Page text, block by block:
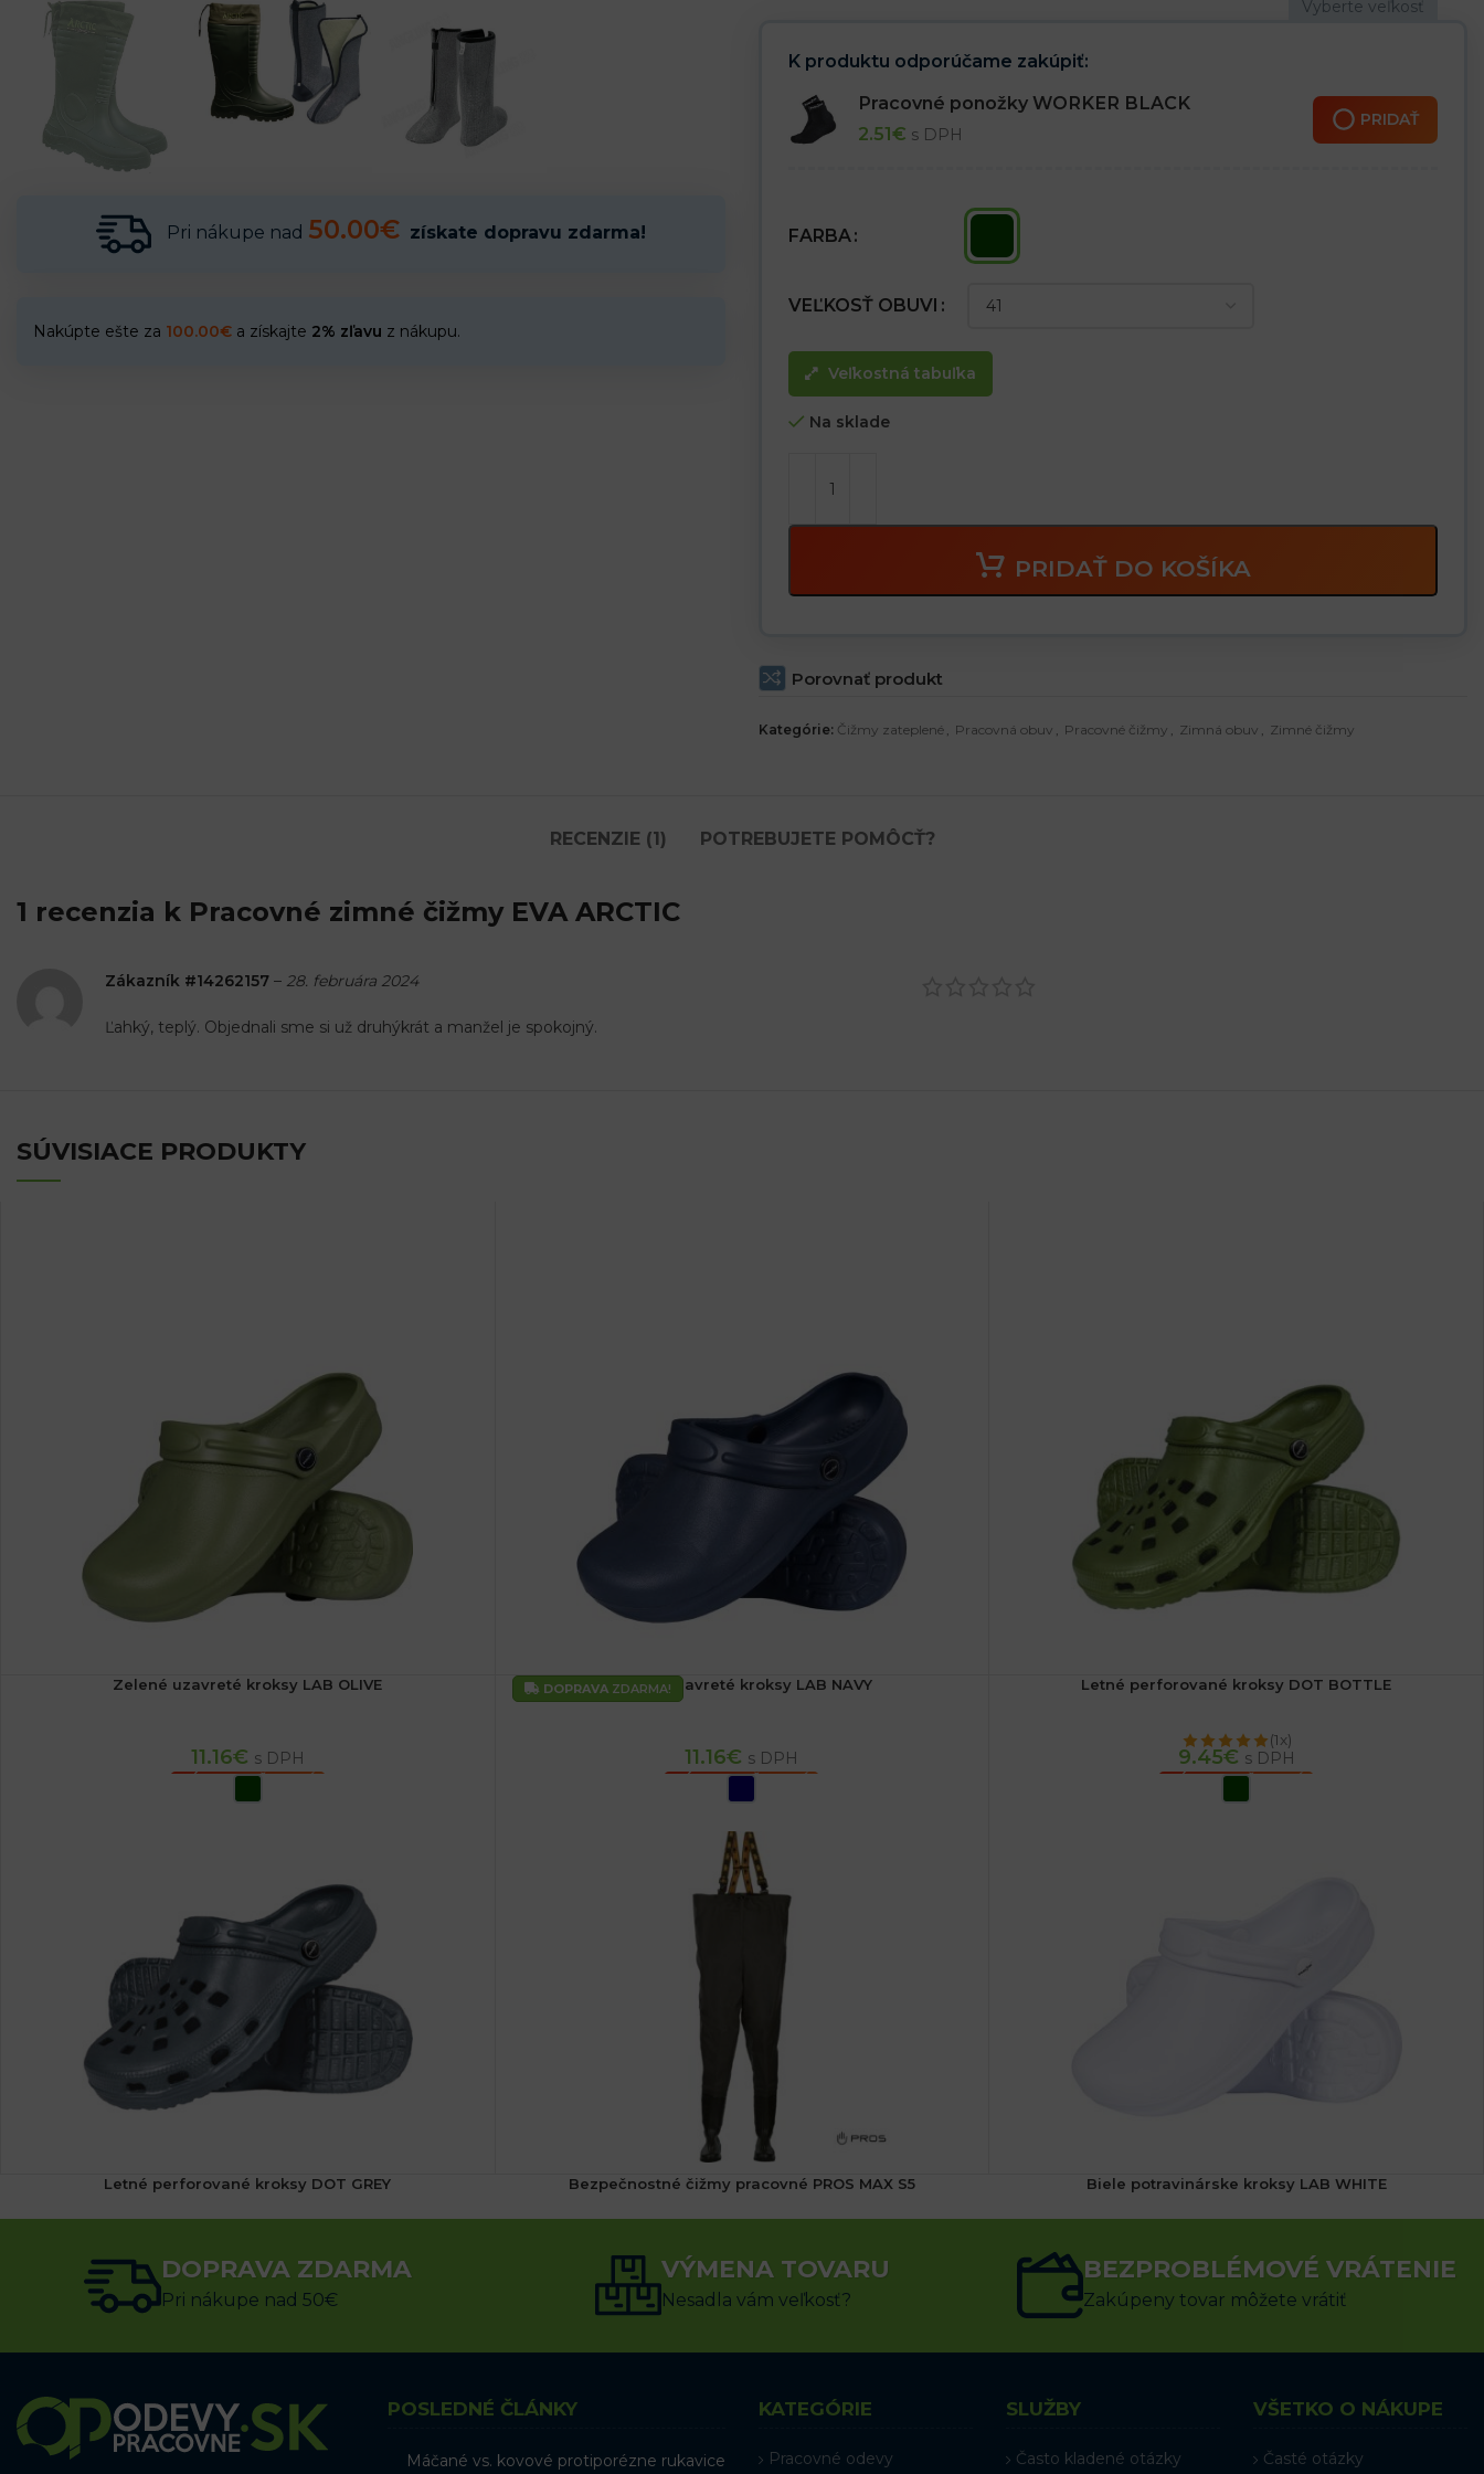
Pri nákupe nad 50.00€ získate dopravu zdarma!
Nakúpte ešte za 100.00€ a získajte 2% zľavu z nákupu.
K produktu odporúčame zakúpiť:
Pracovné ponožky WORKER BLACK
2.51€ s DPH
PRIDAŤ
FARBA
VEĽKOSŤ OBUVI
Veľkostná tabuľka
Na sklade
PRIDAŤ DO KOŠÍKA
Porovnať produkt
Kategórie: Čižmy zateplené , Pracovná obuv , Pracovné čižmy , Zimná obuv , Zimné čižmy
RECENZIE (1) POTREBUJETE POMÔCŤ?
1 recenzia k Pracovné zimné čižmy EVA ARCTIC
Zákazník #14262157 – 28. februára 2024
Ľahký, teplý. Objednali sme si už druhýkrát a manžel je spokojný.
SÚVISIACE PRODUKTY
Zelené uzavreté kroksy LAB OLIVE
11.16€ s DPH
VÝBER MOŽNOSTÍ
Modré uzavreté kroksy LAB NAVY
11.16€ s DPH
VÝBER MOŽNOSTÍ
Letné perforované kroksy DOT BOTTLE
(1x)
9.45€ s DPH
VÝBER MOŽNOSTÍ
Letné perforované kroksy DOT GREY
9.45€ s DPH
VÝBER MOŽNOSTÍ
DOPRAVA ZDARMA!
Bezpečnostné čižmy pracovné PROS MAX S5
95.93€ s DPH
VÝBER MOŽNOSTÍ
Biele potravinárske kroksy LAB WHITE
11.16 € s DPH
VÝBER MOŽNOSTÍ
DOPRAVA ZDARMA
Pri nákupe nad 50€
VÝMENA TOVARU
Nesadla vám veľkosť?
BEZPROBLÉMOVÉ VRÁTENIE
Zakúpeny tovar môžete vrátiť
POSLEDNÉ ČLÁNKY
Máčané vs. kovové protiporézne rukavice
KATEGÓRIE
Pracovné odevy
SLUŽBY
Často kladené otázky
VŠETKO O NÁKUPE
Časté otázky